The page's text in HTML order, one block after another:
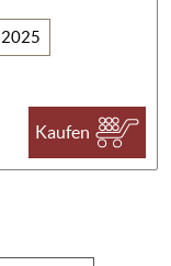
2025
Kaufen